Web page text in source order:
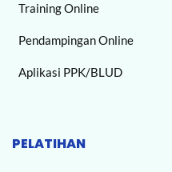
Training Online
Pendampingan Online
Aplikasi PPK/BLUD
PELATIHAN